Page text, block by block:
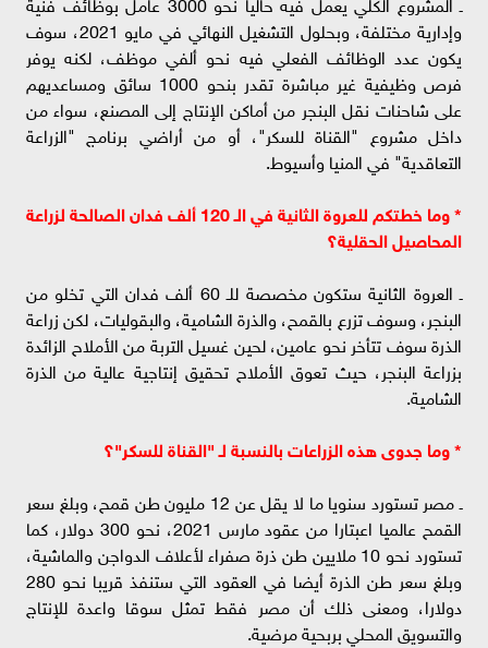
وإدارية مختلفة، وبحلول التشغيل النهائي في مايو 2021، سوف
يكون عدد الوظائف الفعلي فيه نحو ألفي موظف، لكنه يوفر
فرص وظيفية غير مباشرة تقدر بنحو 1000 سائق ومساعديهم
على شاحنات نقل البنجر من أماكن الإنتاج إلى المصنع، سواء من
داخل مشروع "القناة للسكر"، أو من أراضي برنامج "الزراعة
التعاقدية" في المنيا وأسيوط.
* وما خطتكم للعروة الثانية في الـ 120 ألف فدان الصالحة لزراعة
المحاصيل الحقلية؟
ـ العروة الثانية ستكون مخصصة للـ 60 ألف فدان التي تخلو من
البنجر، وسوف تزرع بالقمح، والذرة الشامية، والبقوليات، لكن زراعة
الذرة سوف تتأخر نحو عامين، لحين غسيل التربة من الأملاح الزائدة
بزراعة البنجر، حيث تعوق الأملاح تحقيق إنتاجية عالية من الذرة
الشامية.
* وما جدوى هذه الزراعات بالنسبة لـ "القناة للسكر"؟
ـ مصر تستورد سنويا ما لا يقل عن 12 مليون طن قمح، وبلغ سعر
القمح عالميا اعبتارا من عقود مارس 2021، نحو 300 دولار، كما
تستورد نحو 10 ملايين طن ذرة صفراء لأعلاف الدواجن والماشية،
وبلغ سعر طن الذرة أيضا في العقود التي ستنفذ قريبا نحو 280
دولارا، ومعنى ذلك أن مصر فقط تمثل سوقا واعدة للإنتاج
والتسويق المحلي بربحية مرضية.